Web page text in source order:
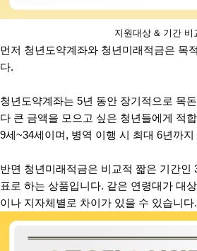
지원대상 & 기간 비
먼저 청년도약계좌와 청년미래적금은 목
다.
청년도약계좌는 5년 동안 장기적으로 목
다 큰 금액을 모으고 싶은 청년들에게 적
9세~34세이며, 병역 이행 시 최대 6년까
반면 청년미래적금은 비교적 짧은 기간인
표로 하는 상품입니다. 같은 연령대가 대
이나 지자체별로 차이가 있을 수 있습니다.